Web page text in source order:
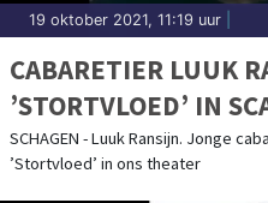
19 oktober 2021, 11:19 uur
CABARETIER LUUK
’STORTVLOED’ IN
SCHAGEN - Luuk Ransijn. Jonge
’Stortvloed’ in ons theater